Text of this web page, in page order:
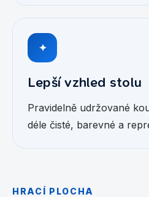
✦
Lepší vzhled stolu
Pravidelně udržované
déle čisté, barevné a
HRACÍ PLOCHA